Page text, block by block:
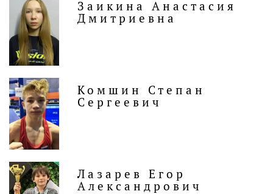
Заикина Анастасия
Дмитриевна
Комшин Степан
Сергеевич
Лазарев Егор
Александрович